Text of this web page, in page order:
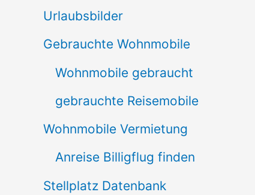
e
n
Urlaubsbilder
Gebrauchte Wohnmobile
Wohnmobile gebraucht
gebrauchte Reisemobile
Wohnmobile Vermietung
Anreise Billigflug finden
Stellplatz Datenbank